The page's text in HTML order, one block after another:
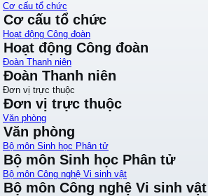
Cơ cấu tổ chức
Cơ cấu tổ chức
Hoạt động Công đoàn
Hoạt động Công đoàn
Đoàn Thanh niên
Đoàn Thanh niên
Đơn vị trực thuộc
Đơn vị trực thuộc
Văn phòng
Văn phòng
Bộ môn Sinh học Phân tử
Bộ môn Sinh học Phân tử
Bộ môn Công nghệ Vi sinh vật
Bộ môn Công nghệ Vi sinh vật